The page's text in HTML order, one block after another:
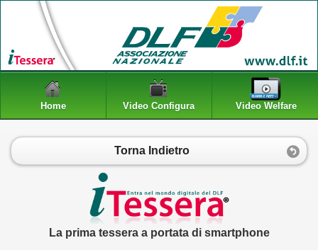
Home Video Configura Video Welfare
Torna Indietro
La prima tessera a portata di smartphone